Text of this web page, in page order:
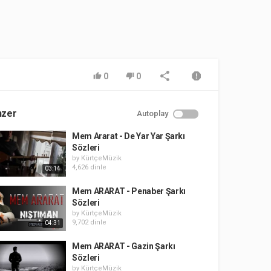
0 0
Autoplay
03:14
Mem Ararat - De Yar Yar Şarkı
Sözleri
by KürtçeMüzik
4,626 dinle
04:31
Mem ARARAT - Penaber Şarkı
Sözleri
by KürtçeMüzik
9,702 dinle
Mem ARARAT - Gazin Şarkı
Sözleri
by KürtçeMüzik